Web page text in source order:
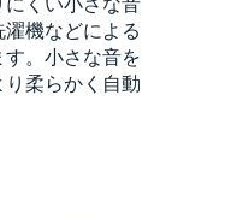
機などによる
。小さな音を
柔らかく自動